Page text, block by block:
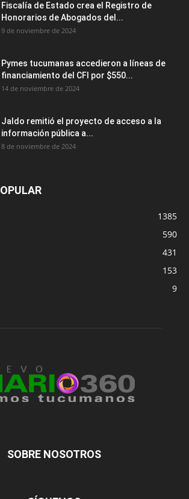
Fiscalía de Estado crea el Registro de
Honorarios de Abogados del...
9 de noviembre de 2024
Pymes tucumanas accedieron a líneas de
financiamiento del CFI por $550...
14 de noviembre de 2024
Jaldo remitió el proyecto de acceso a la
información pública a...
8 de noviembre de 2024
1385
590
431
153
9
SOBRE NOSOTROS